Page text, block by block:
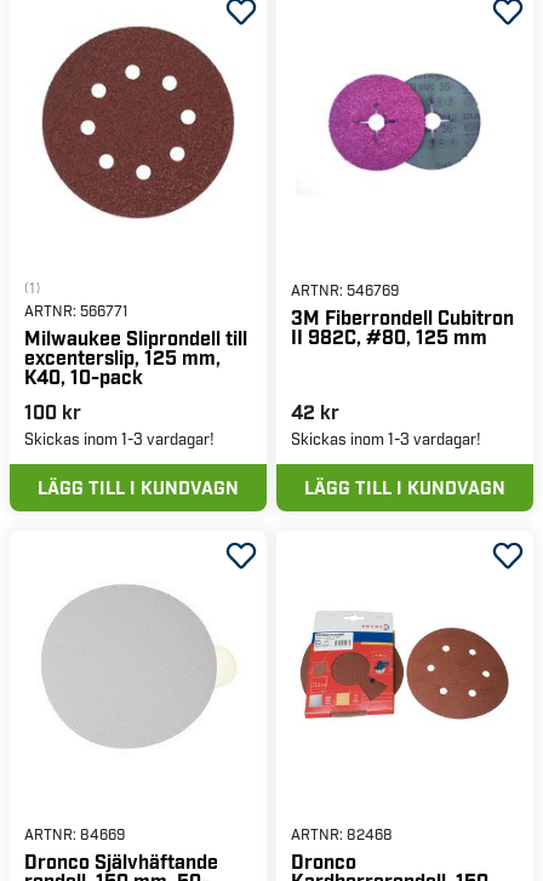
(1)
ARTNR: 566771
Milwaukee Sliprondell till
excenterslip, 125 mm,
K40, 10-pack
100 kr
Skickas inom 1-3 vardagar!
LÄGG TILL I KUNDVAGN
ARTNR: 546769
3M Fiberrondell Cubitron
II 982C, #80, 125 mm
42 kr
Skickas inom 1-3 vardagar!
LÄGG TILL I KUNDVAGN
ARTNR: 84669
Dronco Självhäftande
ARTNR: 82468
Dronco